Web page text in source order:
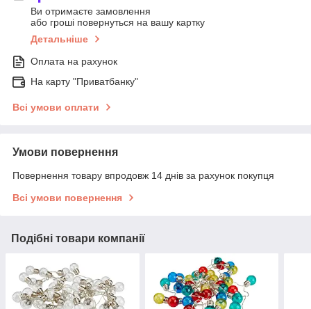
Ви отримаєте замовлення
або гроші повернуться на вашу картку
Детальніше
Оплата на рахунок
На карту "Приватбанку"
Всі умови оплати
Умови повернення
Повернення товару впродовж 14 днів за рахунок покупця
Всі умови повернення
Подібні товари компанії